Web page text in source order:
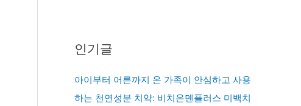
인기글
아이부터 어른까지 온 가족이 안심하고 사용
하는 천연성분 치약: 비치온덴플러스 미백치